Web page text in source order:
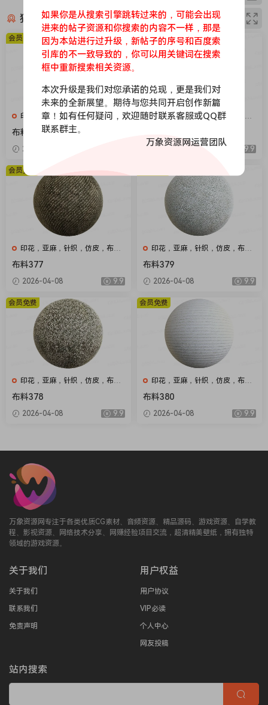
猜你喜欢
印花，亚麻，针织，仿皮，布
匹，家纺，绒布
布料375
2026-04-08
会员免费
印花，亚麻，针织，仿皮，布
9.9
会员免费
印花，亚麻，针织，仿皮，布
匹，家纺，绒布
布料377
2026-04-08 9.9
会员免费
印花，亚麻，针织，仿皮，布
匹，家纺，绒布
布料379
2026-04-08 9.9
印花，亚麻，针织，仿皮，布
匹，家纺，绒布
布料378
2026-04-08 9.9
会员免费
印花，亚麻，针织，仿皮，布
匹，家纺，绒布
布料380
2026-04-08 9.9
会员免费
万象资源网专注于各类优质CG素材、音频资源、精品源码、游戏资源、自学教
程、影视资源、网络技术分享、网赚经验项目交流，超清精美壁纸，拥有独特
领域的游戏资源。
关于我们
关于我们
联系我们
免责声明
用户权益
用户协议
VIP必读
个人中心
网友投稿
站内搜索
如果你是从搜索引擎跳转过来的，可能会出现
进来的帖子资源和你搜索的内容不一样，那是
因为本站进行过升级，新帖子的序号和百度索
引库的不一致导致的，你可以用关键词在搜索
框中重新搜索相关资源。
本次升级是我们对您承诺的兑现，更是我们对
未来的全新展望。期待与您共同开启创作新篇
章！如有任何疑问，欢迎随时联系客服或QQ群
联系群主。
万象资源网运营团队